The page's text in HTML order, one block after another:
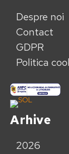
Despre noi
Contact
GDPR
Politica
Arhive
2026